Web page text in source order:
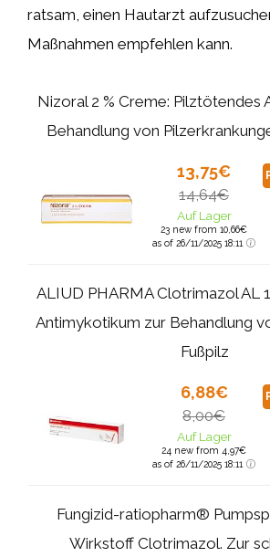
ratsam, einen Hautarzt
Maßnahmen empfehlen kann.
Nizoral 2 % Creme: Pilztötendes
Behandlung von
13,75€
14,64€
Auf Lager
23 new from 10,66€
as of 26/11/2025 18:11
ALIUD PHARMA Clotrimazol AL
Antimykotikum zur Behandlung
Fußpilz
6,88€
8,00€
Auf Lager
24 new from 4,97€
as of 26/11/2025 18:11
Fungizid-ratiopharm®
Wirkstoff Clotrimazol. Zur